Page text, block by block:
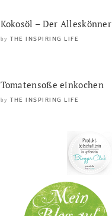
Kokosöl – Der Alleskönner
by THE INSPIRING LIFE
Tomatensoße einkochen
by THE INSPIRING LIFE